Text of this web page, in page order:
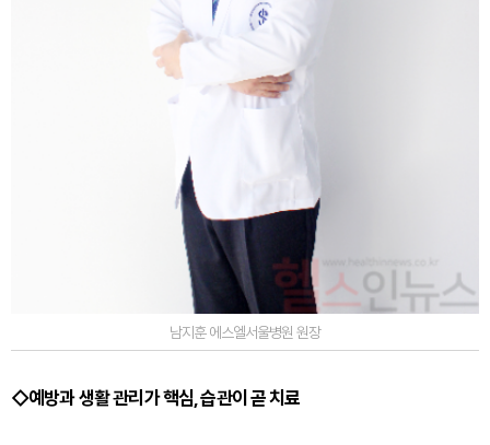
남지훈 에스엘서울병원 원장
◇예방과 생활 관리가 핵심, 습관이 곧 치료